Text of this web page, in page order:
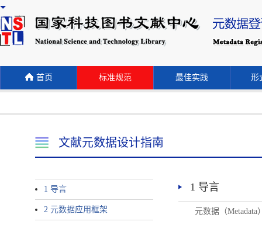
首页 标准规范 最佳实践 形
文献元数据设计指南
1 导言
2 元数据应用框架
1 导言
元数据（